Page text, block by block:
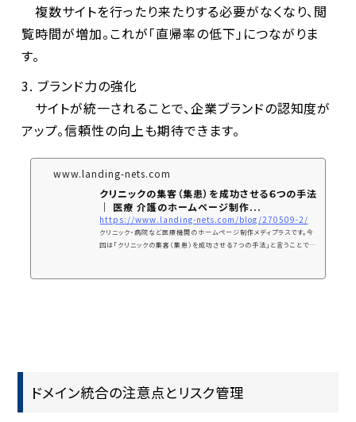
複数サイトを行ったり来たりする必要がなくなり、閲
覧時間が増加。これが「直帰率の低下」につながりま
す。
ブランド力の強化
サイトが統一されることで、企業ブランドの認知度が
アップ。信頼性の向上も期待できます。
www.landing-nets.com
クリニックの集客（集患）を成功させる６つの手法
｜ 医療 介護のホームページ制作...
https://www.landing-nets.com/blog/270509-2/
クリニック・病院など医療機関のホームページ制作メディプラスです。今
回は「クリニックの集客（集患）を成功させる７つの手法」と言うことで、
ドメイン統合の注意点とリスク管理